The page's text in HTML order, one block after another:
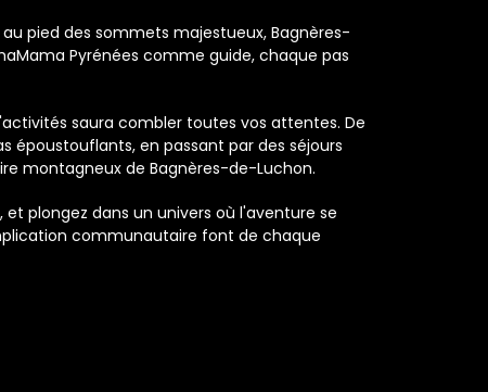
pied des sommets majestueux, Bagnères-
Pyrénées comme guide, chaque pas
saura combler toutes vos attentes. De
époustouflants, en passant par des séjours
montagneux de Bagnères-de-Luchon.
plongez dans un univers où l'aventure se
communautaire font de chaque